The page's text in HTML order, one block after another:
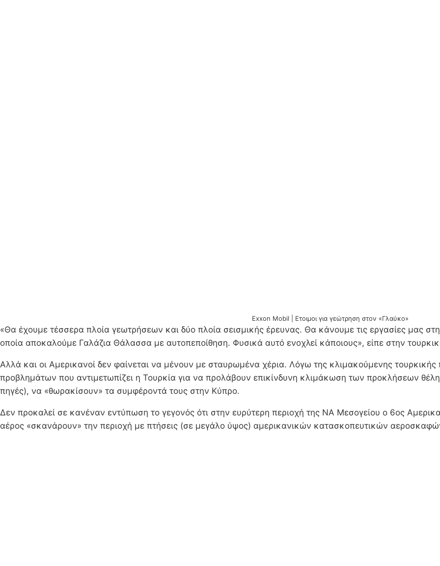
Exxon Mobil | Ετοιμοι για γεώτρηση στον «Γλαύκο»
«Θα έχουμε τέσσερα πλοία γεωτρήσεων και δύο πλοία σεισμικής έρευνας. Θα κάνουμε τις εργασίες μας
οποία αποκαλούμε Γαλάζια Θάλασσα με αυτοπεποίθηση. Φυσικά αυτό ενοχλεί κάποιους», είπε στην
Αλλά και οι Αμερικανοί δεν φαίνεται να μένουν με σταυρωμένα χέρια. Λόγω της κλιμακούμενης
προβλημάτων που αντιμετωπίζει η Τουρκία για να προλάβουν επικίνδυνη κλιμάκωση των προκλήσεων
πηγές), να «θωρακίσουν» τα συμφέροντά τους στην Κύπρο.
Δεν προκαλεί σε κανέναν εντύπωση το γεγονός ότι στην ευρύτερη περιοχή της ΝΑ Μεσογείου ο 6ος
αέρος «σκανάρουν» την περιοχή με πτήσεις (σε μεγάλο ύψος) αμερικανικών κατασκοπευτικών